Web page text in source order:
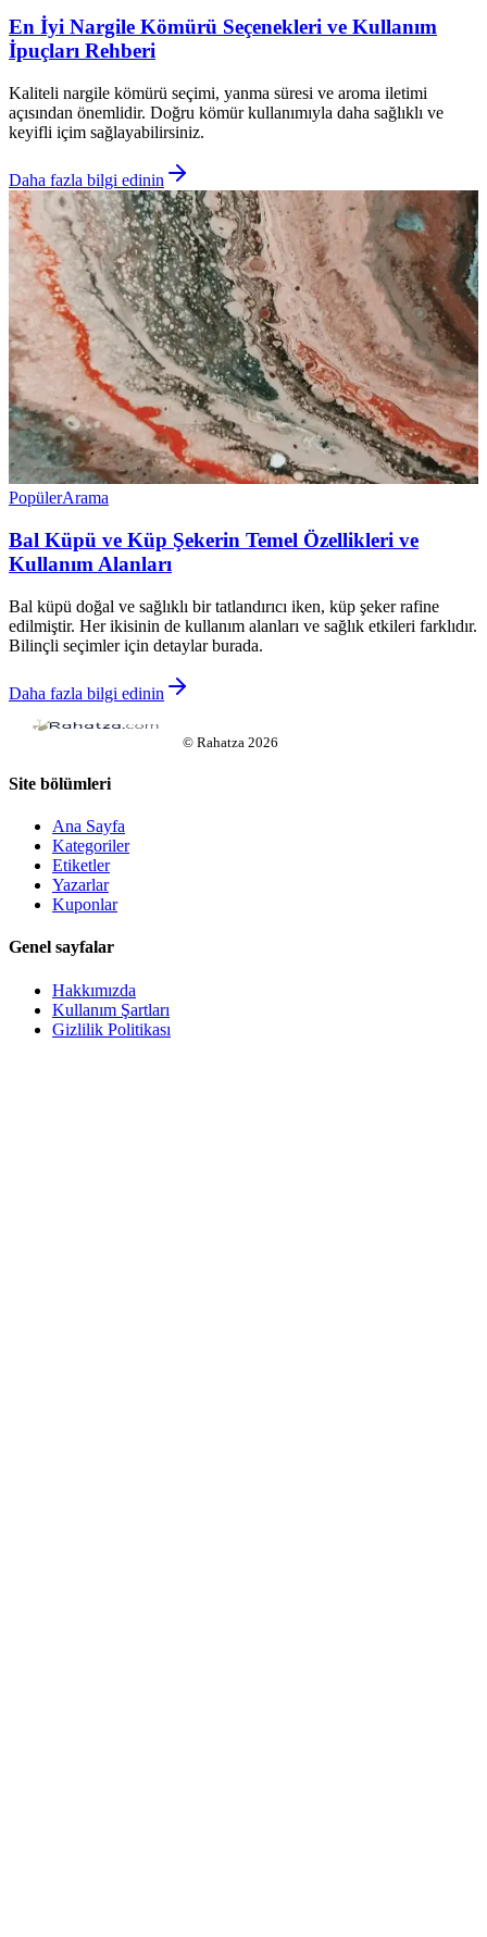
En İyi Nargile Kömürü Seçenekleri ve Kullanım
İpuçları Rehberi
Kaliteli nargile kömürü seçimi, yanma süresi ve aroma iletimi
açısından önemlidir. Doğru kömür kullanımıyla daha sağlıklı ve
keyifli içim sağlayabilirsiniz.
Daha fazla bilgi edinin
PopülerArama
Bal Küpü ve Küp Şekerin Temel Özellikleri ve
Kullanım Alanları
Bal küpü doğal ve sağlıklı bir tatlandırıcı iken, küp şeker rafine
edilmiştir. Her ikisinin de kullanım alanları ve sağlık etkileri farklıdır.
Bilinçli seçimler için detaylar burada.
Daha fazla bilgi edinin
© Rahatza 2026
Site bölümleri
Ana Sayfa
Kategoriler
Etiketler
Yazarlar
Kuponlar
Genel sayfalar
Hakkımızda
Kullanım Şartları
Gizlilik Politikası